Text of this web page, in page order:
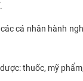
cá nhân hành
thuốc, mỹ